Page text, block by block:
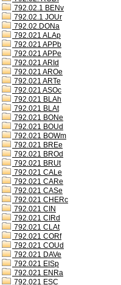
792.02.1 BENv
792.02.1 JOUr
792.02.DONa
792.021 ALAp
792.021 APPb
792.021 APPe
792.021 ARId
792.021 AROe
792.021 ARTe
792.021 ASOc
792.021 BLAh
792.021 BLAt
792.021 BONe
792.021 BOUd
792.021 BOWm
792.021 BREe
792.021 BROd
792.021 BRUt
792.021 CALe
792.021 CARe
792.021 CASe
792.021 CHERc
792.021 CIN
792.021 CIRd
792.021 CLAt
792.021 CORf
792.021 COUd
792.021 DAVe
792.021 EISp
792.021 ENRa
792.021 ESC